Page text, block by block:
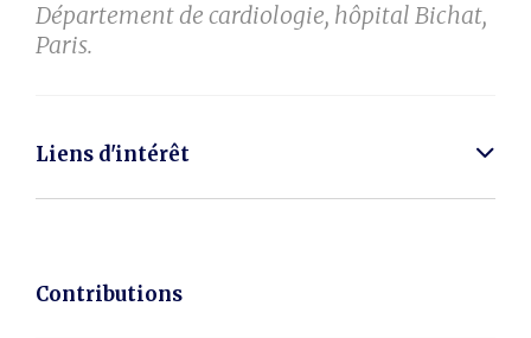
Département de cardiologie, hôpital Bichat,
Paris.
Liens d'intérêt
Contributions